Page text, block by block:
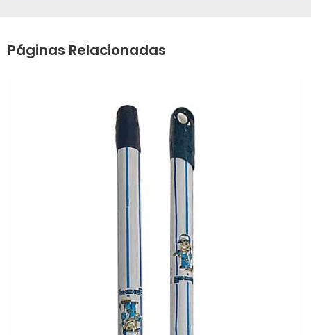
Páginas Relacionadas